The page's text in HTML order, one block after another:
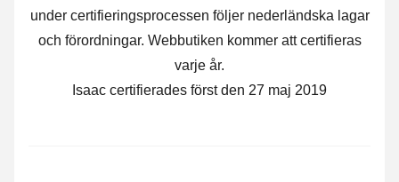
under certifieringsprocessen följer nederländska lagar
och förordningar. Webbutiken kommer att certifieras
varje år.
Isaac certifierades först den 27 maj 2019